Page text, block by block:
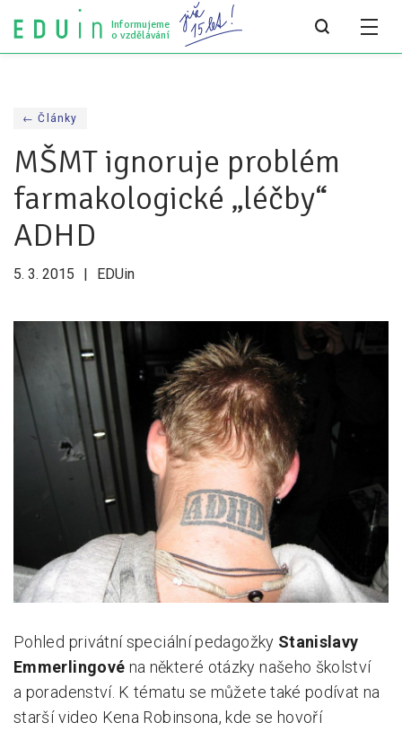
Informujeme
o vzdělávání
Všechny články
Všechny články
Týdeník bEDUin
Analýzy
Pro média
Tiskové zprávy
Pro média
Pro zřizovatele
Konference Lepší škola
Kápézetka - průvodce pro zřizovatele
Klub zřizovatelů
O nás
Partneři a dárci
Kontakty
← Články
MŠMT ignoruje problém
farmakologické „léčby“
ADHD
5. 3. 2015 EDUin
Pohled privátní speciální pedagožky Stanislavy
Emmerlingové na některé otázky našeho školství
a poradenství. K tématu se můžete také podívat na
starší video Kena Robinsona, kde se hovoří